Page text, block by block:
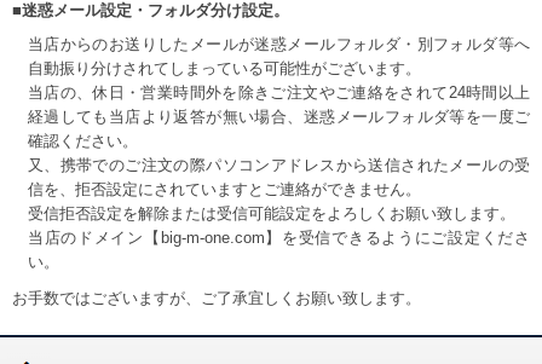
■迷惑メール設定・フォルダ分け設定。
当店からのお送りしたメールが迷惑メールフォルダ・別フォルダ等へ
自動振り分けされてしまっている可能性がございます。
当店の、休日・営業時間外を除きご注文やご連絡をされて24時間以上
経過しても当店より返答が無い場合、迷惑メールフォルダ等を一度ご
確認ください。
又、携帯でのご注文の際パソコンアドレスから送信されたメールの受
信を、拒否設定にされていますとご連絡ができません。
受信拒否設定を解除または受信可能設定をよろしくお願い致します。
当店のドメイン【big-m-one.com】を受信できるようにご設定くださ
い。
お手数ではございますが、ご了承宜しくお願い致します。